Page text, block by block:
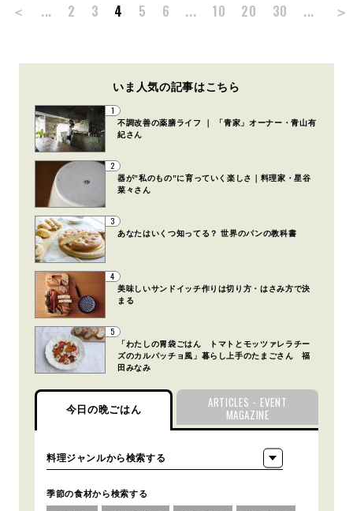
＜ ... 2 3 4 5 6 ... 10 20 30 ... ＞
いま人気の記事はこちら
1
不調改善の薬膳ライフ ｜ 「青家」オーナー・青山有
紀さん
2
器が”私のもの”に育っていく楽しさ｜料理家・星谷
菜々さん
3
あなたはいくつ知ってる？ 世界のパンの教科書
4
美味しいサンドイッチ作りは切り方・はさみ方で決
まる
5
「わたしの胃袋ごはん トマトとモッツァレラチー
ズのカルパッチョ風」暮らし上手のたまごさん 福
田みなみ
今日の晩ごはん
ARTICLES・EVENT
MAGAZINE
季節の食材から検索する